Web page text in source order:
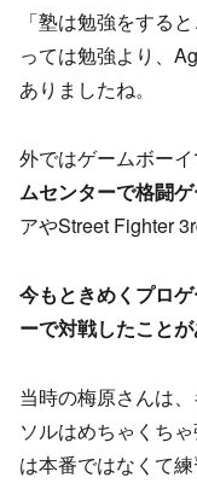
「塾は勉強をする
っては勉強より、
ありましたね。
外ではゲームボーイ
ムセンターで格闘
アやStreet Fighter
今もときめくプロ
ーで対戦したこと
当時の梅原さんは
ソルはめちゃくち
は本番ではなくて